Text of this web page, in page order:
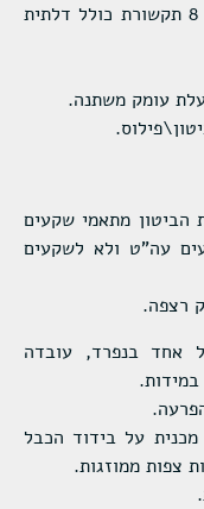
חשמל\תקשורת בקיבולת עד 4חשמל או 8 תקשורת כולל דלתית
עומק משתנה.
הביטון מתאמי שקעים
עה"ט ולא לשקעים
רצפה.
אחד בנפרד, עובדה
מכנית על בידוד הכבל
צפות ממוזגות.